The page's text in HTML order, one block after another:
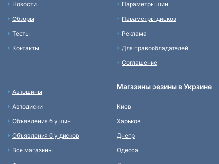
Новости
Обзоры
Тесты
Контакты
Параметры шин
Параметры дисков
Реклама
Для правообладателей
Соглашение
Автошины
Автодиски
Объявления б у шин
Объявления б у дисков
Все магазины
Магазины резины в Украине
Киев
Харьков
Днепр
Одесса